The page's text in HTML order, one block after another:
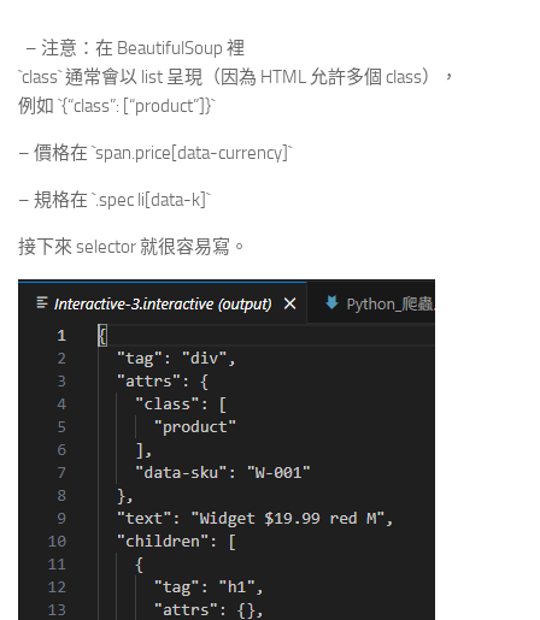
– 注意：在 BeautifulSoup 裡
`class` 通常會以 list 呈現（因為 HTML 允許多個 class），
例如 `{“class”: [“product”]}`
– 價格在 `span.price[data-currency]`
– 規格在 `.spec li[data-k]`
接下來 selector 就很容易寫。